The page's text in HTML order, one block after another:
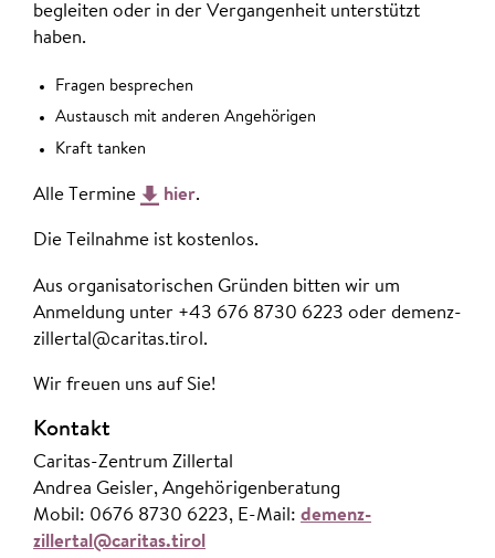
begleiten oder in der Vergangenheit unterstützt
haben.
Fragen besprechen
Austausch mit anderen Angehörigen
Kraft tanken
Alle Termine hier.
Die Teilnahme ist kostenlos.
Aus organisatorischen Gründen bitten wir um
Anmeldung unter +43 676 8730 6223 oder demenz-
zillertal@caritas.tirol.
Wir freuen uns auf Sie!
Kontakt
Caritas-Zentrum Zillertal
Andrea Geisler, Angehörigenberatung
Mobil: 0676 8730 6223, E-Mail: demenz-
zillertal@caritas.tirol